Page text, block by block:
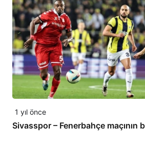
1 yıl önce
Sivasspor – Fenerbahçe maçının